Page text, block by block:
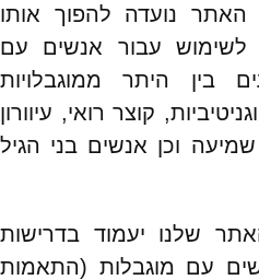
האתר נועדה להפוך אותו
לשימוש עבור אנשים עם
בין היתר ממוגבלויות
קוצר רואי, עיוורון
שמיעה וכן אנשים בני הגיל
שלנו יעמוד בדרישות
עם מוגבלות (התאמות